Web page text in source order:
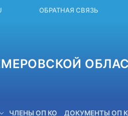
ОБРАТНАЯ СВЯЗЬ
ЧЛЕНЫ ОП КО ДОКУМЕНТЫ ОП